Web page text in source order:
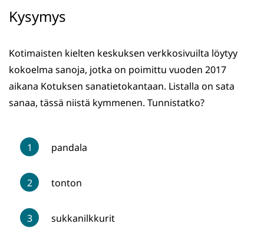
Kysymys
Kotimaisten kielten keskuksen verkkosivuilta löytyy
kokoelma sanoja, jotka on poimittu vuoden 2017
aikana Kotuksen sanatietokantaan. Listalla on sata
sanaa, tässä niistä kymmenen. Tunnistatko?
pandala
tonton
sukkanilkkurit